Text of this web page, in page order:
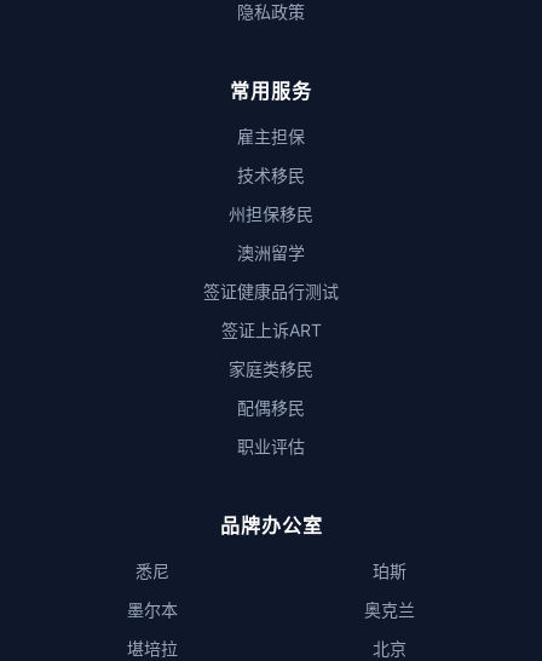
隐私政策
常用服务
雇主担保
技术移民
州担保移民
澳洲留学
签证健康品行测试
签证上诉ART
家庭类移民
配偶移民
职业评估
品牌办公室
悉尼
墨尔本
堪培拉
珀斯
奥克兰
北京